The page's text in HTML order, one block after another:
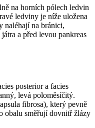
na horních pólech ledvin
ledviny je níže uložena
naléhají na bránici,
a před levou pankreas
posterior a facies
levá poloměsíčitý.
fibrosa), který pevně
obalu směřují dovnitř žlázy